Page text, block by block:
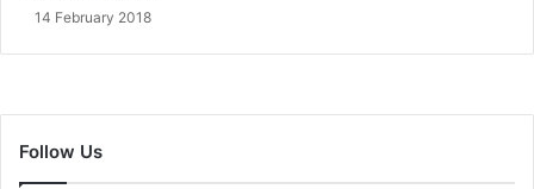
14 February 2018
Follow Us